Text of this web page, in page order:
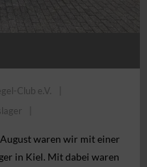
Club e.V.
waren wir mit einer
in Kiel. Mit dabei waren